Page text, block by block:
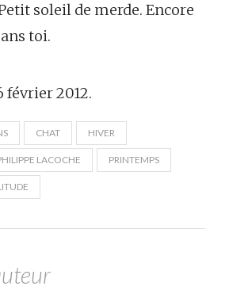
soleil de merde. Encore
toi.
février 2012.
CHAT HIVER
LACOCHE PRINTEMPS